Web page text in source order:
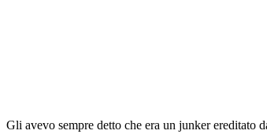
Gli avevo sempre detto che era un junker ereditato